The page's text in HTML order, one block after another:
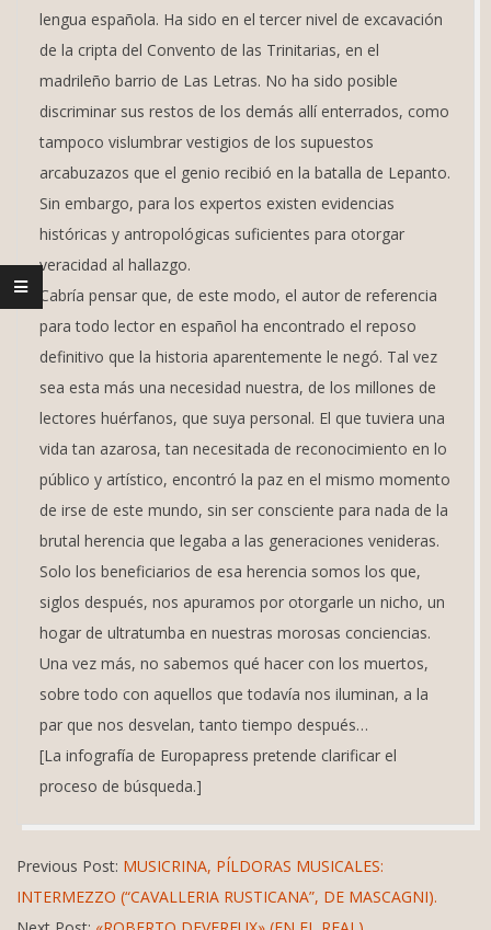
lengua española. Ha sido en el tercer nivel de excavación
de la cripta del Convento de las Trinitarias, en el
madrileño barrio de Las Letras. No ha sido posible
discriminar sus restos de los demás allí enterrados, como
tampoco vislumbrar vestigios de los supuestos
arcabuzazos que el genio recibió en la batalla de Lepanto.
Sin embargo, para los expertos existen evidencias
históricas y antropológicas suficientes para otorgar
veracidad al hallazgo.
Cabría pensar que, de este modo, el autor de referencia
para todo lector en español ha encontrado el reposo
definitivo que la historia aparentemente le negó. Tal vez
sea esta más una necesidad nuestra, de los millones de
lectores huérfanos, que suya personal. El que tuviera una
vida tan azarosa, tan necesitada de reconocimiento en lo
público y artístico, encontró la paz en el mismo momento
de irse de este mundo, sin ser consciente para nada de la
brutal herencia que legaba a las generaciones venideras.
Solo los beneficiarios de esa herencia somos los que,
siglos después, nos apuramos por otorgarle un nicho, un
hogar de ultratumba en nuestras morosas conciencias.
Una vez más, no sabemos qué hacer con los muertos,
sobre todo con aquellos que todavía nos iluminan, a la
par que nos desvelan, tanto tiempo después…
[La infografía de Europapress pretende clarificar el
proceso de búsqueda.]
03-
25
Previous Post: MUSICRINA, PÍLDORAS MUSICALES:
INTERMEZZO (“CAVALLERIA RUSTICANA”, DE MASCAGNI).